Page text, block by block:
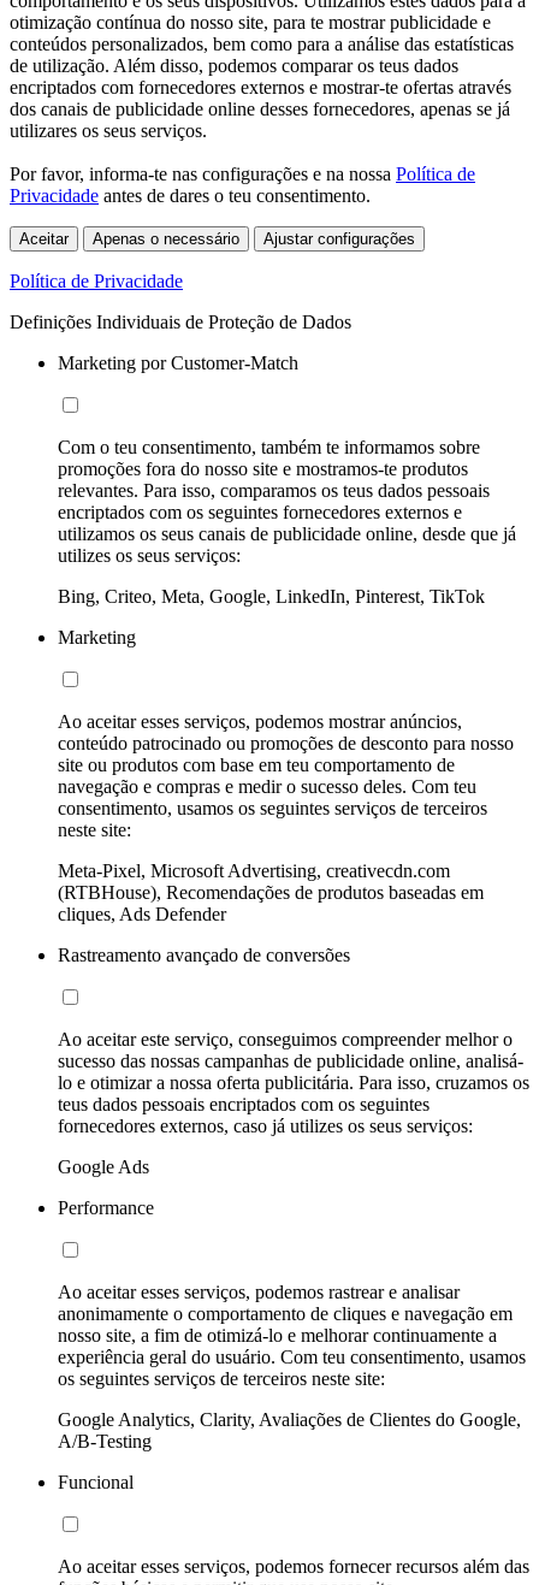
otimização contínua do nosso site, para te mostrar publicidade e
conteúdos personalizados, bem como para a análise das estatísticas
de utilização. Além disso, podemos comparar os teus dados
encriptados com fornecedores externos e mostrar-te ofertas através
dos canais de publicidade online desses fornecedores, apenas se já
utilizares os seus serviços.
Por favor, informa-te nas configurações e na nossa Política de
Privacidade antes de dares o teu consentimento.
Aceitar Apenas o necessário Ajustar configurações
Política de Privacidade
Definições Individuais de Proteção de Dados
Marketing por Customer-Match
Com o teu consentimento, também te informamos sobre
promoções fora do nosso site e mostramos-te produtos
relevantes. Para isso, comparamos os teus dados pessoais
encriptados com os seguintes fornecedores externos e
utilizamos os seus canais de publicidade online, desde que já
utilizes os seus serviços:
Bing, Criteo, Meta, Google, LinkedIn, Pinterest, TikTok
Marketing
Ao aceitar esses serviços, podemos mostrar anúncios,
conteúdo patrocinado ou promoções de desconto para nosso
site ou produtos com base em teu comportamento de
navegação e compras e medir o sucesso deles. Com teu
consentimento, usamos os seguintes serviços de terceiros
neste site:
Meta-Pixel, Microsoft Advertising, creativecdn.com
(RTBHouse), Recomendações de produtos baseadas em
cliques, Ads Defender
Rastreamento avançado de conversões
Ao aceitar este serviço, conseguimos compreender melhor o
sucesso das nossas campanhas de publicidade online, analisá-
lo e otimizar a nossa oferta publicitária. Para isso, cruzamos os
teus dados pessoais encriptados com os seguintes
fornecedores externos, caso já utilizes os seus serviços:
Google Ads
Performance
Ao aceitar esses serviços, podemos rastrear e analisar
anonimamente o comportamento de cliques e navegação em
nosso site, a fim de otimizá-lo e melhorar continuamente a
experiência geral do usuário. Com teu consentimento, usamos
os seguintes serviços de terceiros neste site:
Google Analytics, Clarity, Avaliações de Clientes do Google,
A/B-Testing
Funcional
Ao aceitar esses serviços, podemos fornecer recursos além das